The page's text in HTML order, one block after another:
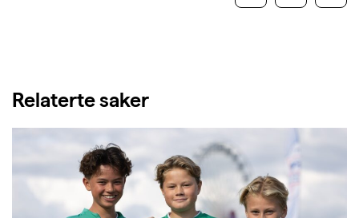
Relaterte saker